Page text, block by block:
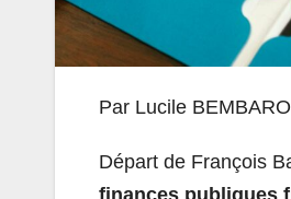
Par Lucile
Départ de François
finances publiques